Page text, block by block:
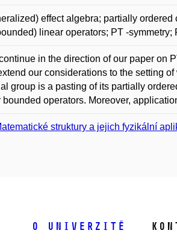
effect algebra; partially
linear operators; PT -
in the direction of our paper on
our considerations to the setting
group is a pasting of its partially
bounded operators. Moreover,
struktury a jejich fyzikální
O univerzitě